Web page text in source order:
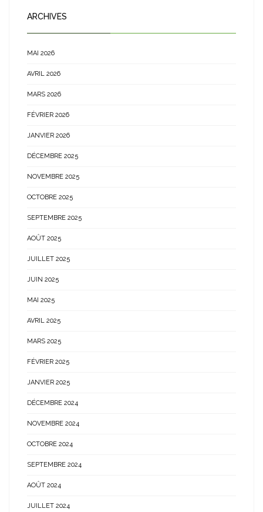
ARCHIVES
MAI 2026
AVRIL 2026
MARS 2026
FÉVRIER 2026
JANVIER 2026
DÉCEMBRE 2025
NOVEMBRE 2025
OCTOBRE 2025
SEPTEMBRE 2025
AOÛT 2025
JUILLET 2025
JUIN 2025
MAI 2025
AVRIL 2025
MARS 2025
FÉVRIER 2025
JANVIER 2025
DÉCEMBRE 2024
NOVEMBRE 2024
OCTOBRE 2024
SEPTEMBRE 2024
AOÛT 2024
JUILLET 2024